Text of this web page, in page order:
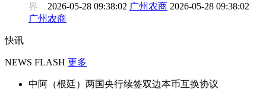
界 2026-05-28 09:38:02 广州农商 2026-05-28 09:38:02
广州农商
快讯
NEWS FLASH 更多
中阿（根廷）两国央行续签双边本币互换协议